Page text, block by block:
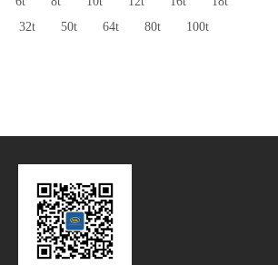
32t 50t 64t 80t 100t